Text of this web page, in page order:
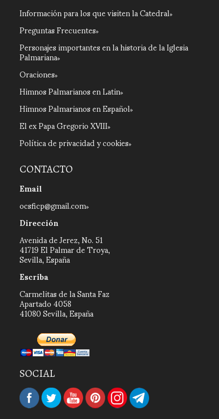
Información para los que visiten la Catedral
Preguntas Frecuentes
Personajes importantes en la historia de la Iglesia
Palmariana
Oraciones
Himnos Palmarianos en Latin
Himnos Palmarianos en Español
El ex Papa Gregorio XVIII
Política de privacidad y cookies
CONTACTO
Email
ocsficp@gmail.com
Dirección
Avenida de Jerez, No. 51
41719 El Palmar de Troya,
Sevilla, España
Escriba
Carmelitas de la Santa Faz
Apartado 4058
41080 Sevilla, España
SOCIAL